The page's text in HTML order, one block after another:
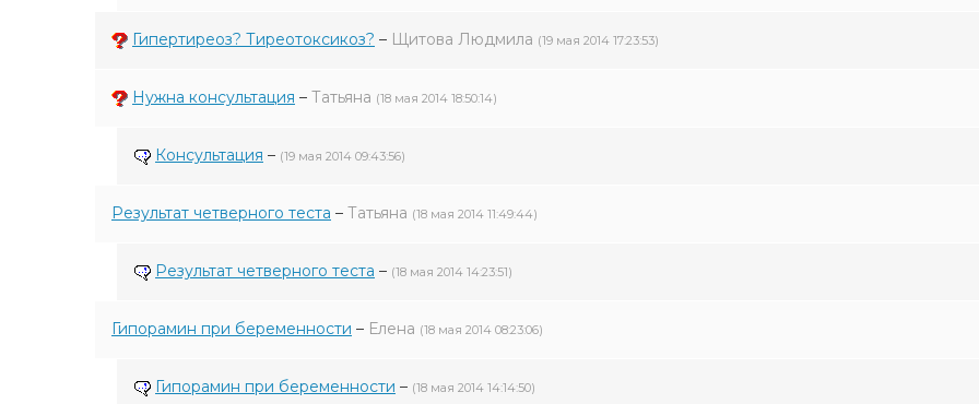
Гипертиреоз? Тиреотоксикоз? – Щитова Людмила (19 мая 2014 17:23:53)
Нужна консультация – Татьяна (18 мая 2014 18:50:14)
Консультация – (19 мая 2014 09:43:56)
Результат четверного теста – Татьяна (18 мая 2014 11:49:44)
Результат четверного теста – (18 мая 2014 14:23:51)
Гипорамин при беременности – Елена (18 мая 2014 08:23:06)
Гипорамин при беременности – (18 мая 2014 14:14:50)